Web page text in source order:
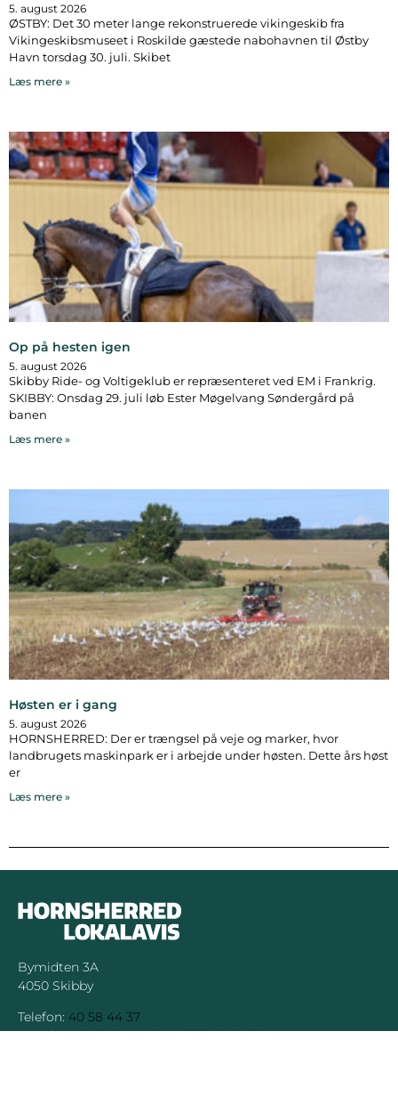
5. august 2026
ØSTBY: Det 30 meter lange rekonstruerede vikingeskib fra
Vikingeskibsmuseet i Roskilde gæstede nabohavnen til Østby
Havn torsdag 30. juli. Skibet
Læs mere »
Op på hesten igen
5. august 2026
Skibby Ride- og Voltigeklub er repræsenteret ved EM i Frankrig.
SKIBBY: Onsdag 29. juli løb Ester Møgelvang Søndergård på
banen
Læs mere »
Høsten er i gang
5. august 2026
HORNSHERRED: Der er trængsel på veje og marker, hvor
landbrugets maskinpark er i arbejde under høsten. Dette års høst
er
Læs mere »
Bymidten 3A
4050 Skibby
Telefon: 40 58 44 37
Email:patrick@hornsherredlokalavis.dk